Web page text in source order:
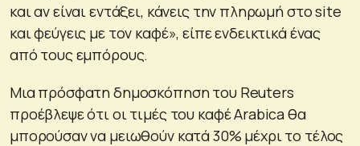
και αν είναι εντάξει, κάνεις την πληρωμή στο site
και φεύγεις με τον καφέ», είπε ενδεικτικά ένας
από τους εμπόρους.
Μια πρόσφατη δημοσκόπηση του Reuters
προέβλεψε ότι οι τιμές του καφέ Arabica θα
μπορούσαν να μειωθούν κατά 30% μέχρι το τέλος